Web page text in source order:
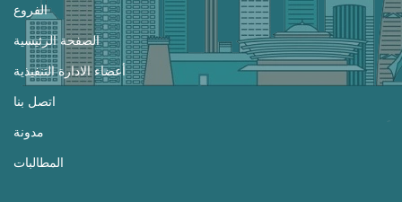
الفروع
الصفحة الرئيسية
أعضاء الادارة التنفيذية
اتصل بنا
مدونة
المطالبات